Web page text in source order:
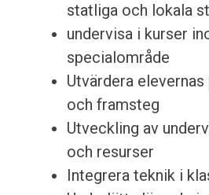
statliga och lokala
undervisa i kurser
specialområde
Utvärdera
och framsteg
Utveckling av
och resurser
Integrera teknik i